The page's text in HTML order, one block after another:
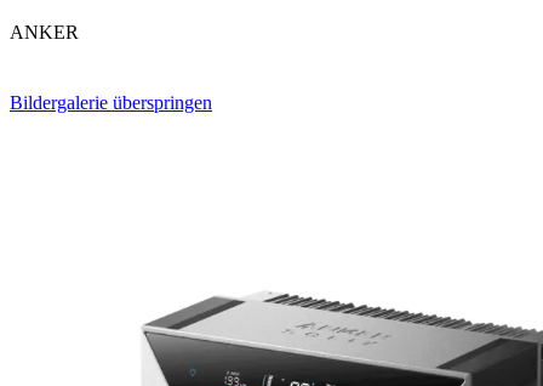
ANKER
Bildergalerie überspringen